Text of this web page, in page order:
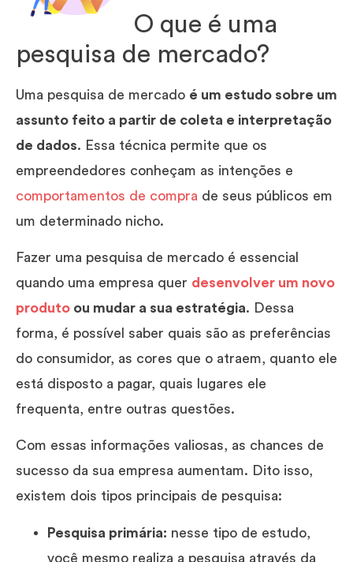
O que é uma
pesquisa de mercado?
Uma pesquisa de mercado é um estudo sobre um
assunto feito a partir de coleta e interpretação
de dados. Essa técnica permite que os
empreendedores conheçam as intenções e
comportamentos de compra de seus públicos em
um determinado nicho.
Fazer uma pesquisa de mercado é essencial
quando uma empresa quer desenvolver um novo
produto ou mudar a sua estratégia. Dessa
forma, é possível saber quais são as preferências
do consumidor, as cores que o atraem, quanto ele
está disposto a pagar, quais lugares ele
frequenta, entre outras questões.
Com essas informações valiosas, as chances de
sucesso da sua empresa aumentam. Dito isso,
existem dois tipos principais de pesquisa:
Pesquisa primária: nesse tipo de estudo,
você mesmo realiza a pesquisa através da